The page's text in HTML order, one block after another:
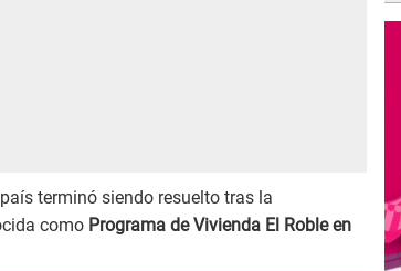
terminó siendo resuelto tras la
como Programa de Vivienda El Roble en